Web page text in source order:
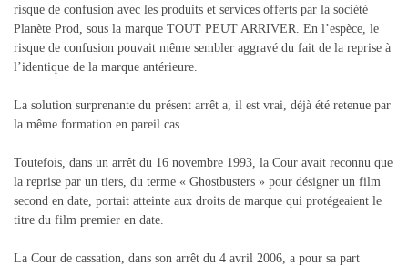
risque de confusion avec les produits et services offerts par la société
Planète Prod, sous la marque TOUT PEUT ARRIVER. En l’espèce, le
risque de confusion pouvait même sembler aggravé du fait de la reprise à
l’identique de la marque antérieure.
La solution surprenante du présent arrêt a, il est vrai, déjà été retenue par
la même formation en pareil cas.
Toutefois, dans un arrêt du 16 novembre 1993, la Cour avait reconnu que
la reprise par un tiers, du terme « Ghostbusters » pour désigner un film
second en date, portait atteinte aux droits de marque qui protégeaient le
titre du film premier en date.
La Cour de cassation, dans son arrêt du 4 avril 2006, a pour sa part